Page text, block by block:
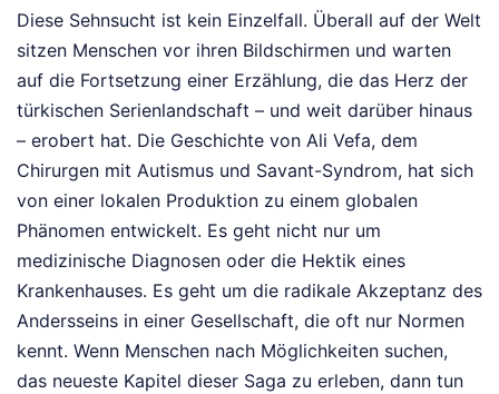
Diese Sehnsucht ist kein Einzelfall. Überall auf der Welt
sitzen Menschen vor ihren Bildschirmen und warten
auf die Fortsetzung einer Erzählung, die das Herz der
türkischen Serienlandschaft – und weit darüber hinaus
– erobert hat. Die Geschichte von Ali Vefa, dem
Chirurgen mit Autismus und Savant-Syndrom, hat sich
von einer lokalen Produktion zu einem globalen
Phänomen entwickelt. Es geht nicht nur um
medizinische Diagnosen oder die Hektik eines
Krankenhauses. Es geht um die radikale Akzeptanz des
Andersseins in einer Gesellschaft, die oft nur Normen
kennt. Wenn Menschen nach Möglichkeiten suchen,
das neueste Kapitel dieser Saga zu erleben, dann tun